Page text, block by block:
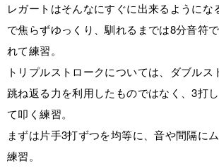
レガートはそんなにすぐに出来るようにな
で焦らずゆっくり、馴れるまでは8分音符
れて練習。
トリプルストロークについては、ダブルス
跳ね返る力を利用したものではなく、3打
て叩く練習。
まずは片手3打ずつを均等に、音や間隔に
練習。